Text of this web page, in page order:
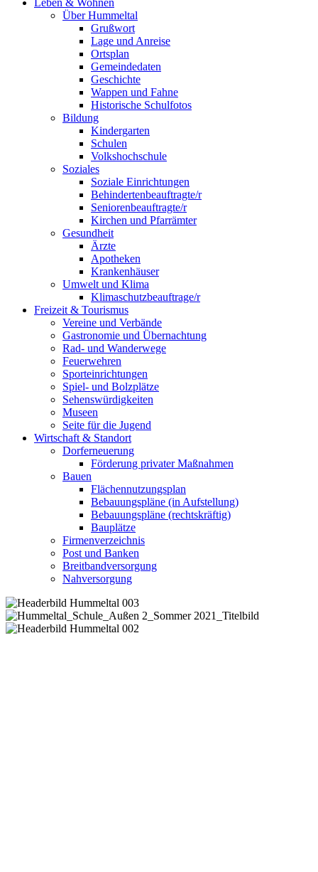
Leben & Wohnen
Über Hummeltal
Grußwort
Lage und Anreise
Ortsplan
Gemeindedaten
Geschichte
Wappen und Fahne
Historische Schulfotos
Bildung
Kindergarten
Schulen
Volkshochschule
Soziales
Soziale Einrichtungen
Behindertenbeauftragte/r
Seniorenbeauftragte/r
Kirchen und Pfarrämter
Gesundheit
Ärzte
Apotheken
Krankenhäuser
Umwelt und Klima
Klimaschutzbeauftrage/r
Freizeit & Tourismus
Vereine und Verbände
Gastronomie und Übernachtung
Rad- und Wanderwege
Feuerwehren
Sporteinrichtungen
Spiel- und Bolzplätze
Sehenswürdigkeiten
Museen
Seite für die Jugend
Wirtschaft & Standort
Dorferneuerung
Förderung privater Maßnahmen
Bauen
Flächennutzungsplan
Bebauungspläne (in Aufstellung)
Bebauungspläne (rechtskräftig)
Bauplätze
Firmenverzeichnis
Post und Banken
Breitbandversorgung
Nahversorgung